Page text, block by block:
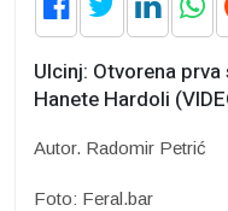
Ulcinj: Otvorena
Hanete Hardoli
Autor. Radomir Petrić
Foto: Feral.bar